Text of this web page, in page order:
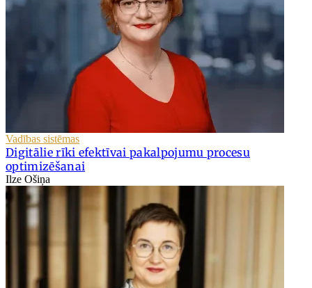
Vadības sistēmas
Digitālie rīki efektīvai pakalpojumu procesu
optimizēšanai
Ilze Ošiņa